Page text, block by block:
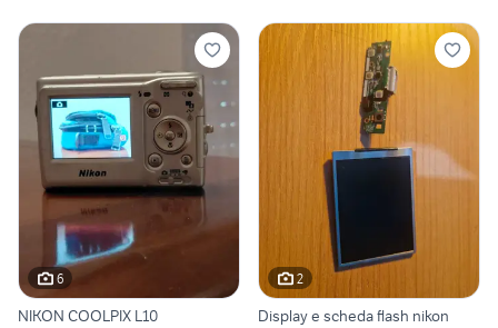
6
NIKON COOLPIX L10
2
Display e scheda flash nikon